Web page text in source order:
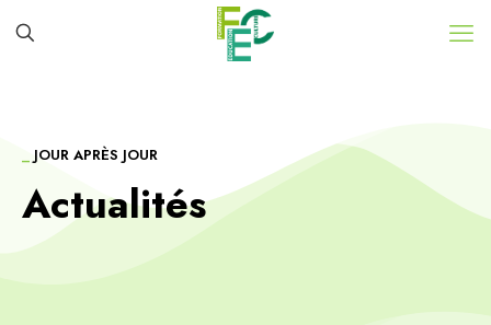
_ JOUR APRÈS JOUR
Actualités